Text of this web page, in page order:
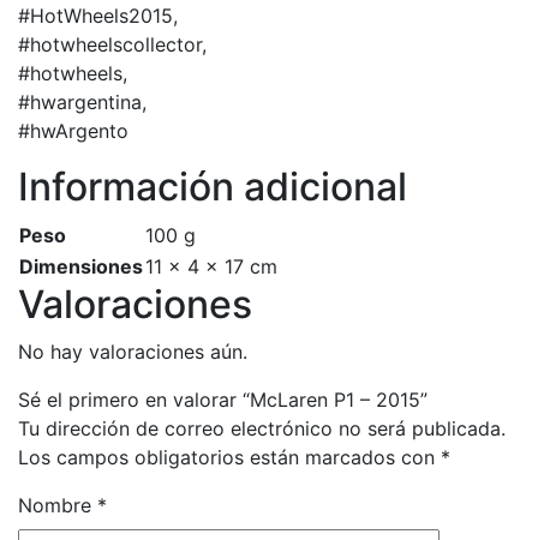
#HotWheels2015,
#hotwheelscollector,
#hotwheels,
#hwargentina,
#hwArgento
Información adicional
Peso
100 g
Dimensiones11 × 4 × 17 cm
Valoraciones
No hay valoraciones aún.
Sé el primero en valorar “McLaren P1 – 2015”
Tu dirección de correo electrónico no será publicada.
Los campos obligatorios están marcados con *
Nombre *